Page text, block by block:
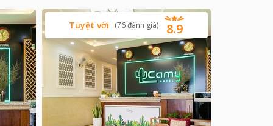
8.9
Tuyệt vời (76đánh giá)